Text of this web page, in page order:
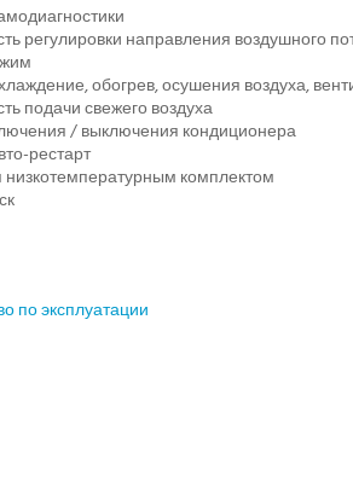
регулировки направления воздушного
обогрев, осушения воздуха,
подачи свежего воздуха
/ выключения кондиционера
рестарт
комплектом
по эксплуатации